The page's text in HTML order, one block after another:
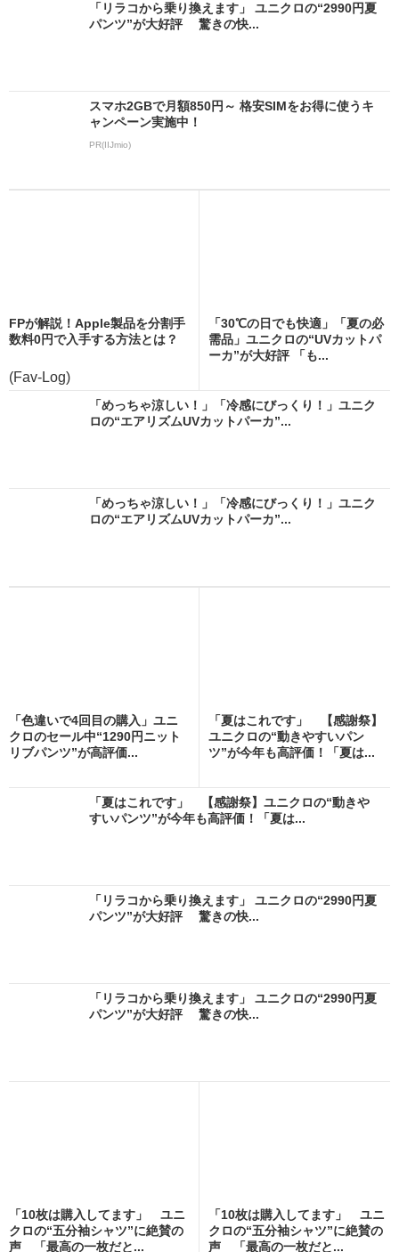
「リラコから乗り換えます」 ユニクロの“2990円夏
パンツ”が大好評 驚きの快...
スマホ2GBで月額850円～ 格安SIMをお得に使うキ
ャンペーン実施中！
PR(IIJmio)
FPが解説！Apple製品を分割手
数料0円で入手する方法とは？
(Fav-Log)
「30℃の日でも快適」「夏の必
需品」ユニクロの“UVカットパ
ーカ”が大好評 「も...
「めっちゃ涼しい！」「冷感にびっくり！」ユニク
ロの“エアリズムUVカットパーカ”...
「めっちゃ涼しい！」「冷感にびっくり！」ユニク
ロの“エアリズムUVカットパーカ”...
「色違いで4回目の購入」ユニ
クロのセール中“1290円ニット
リブパンツ”が高評価...
「夏はこれです」 【感謝祭】
ユニクロの“動きやすいパン
ツ”が今年も高評価！「夏は...
「夏はこれです」 【感謝祭】ユニクロの“動きや
すいパンツ”が今年も高評価！「夏は...
「リラコから乗り換えます」 ユニクロの“2990円夏
パンツ”が大好評 驚きの快...
「リラコから乗り換えます」 ユニクロの“2990円夏
パンツ”が大好評 驚きの快...
「10枚は購入してます」 ユニ
クロの“五分袖シャツ”に絶賛の
声 「最高の一枚だと...
「10枚は購入してます」 ユニ
クロの“五分袖シャツ”に絶賛の
声 「最高の一枚だと...